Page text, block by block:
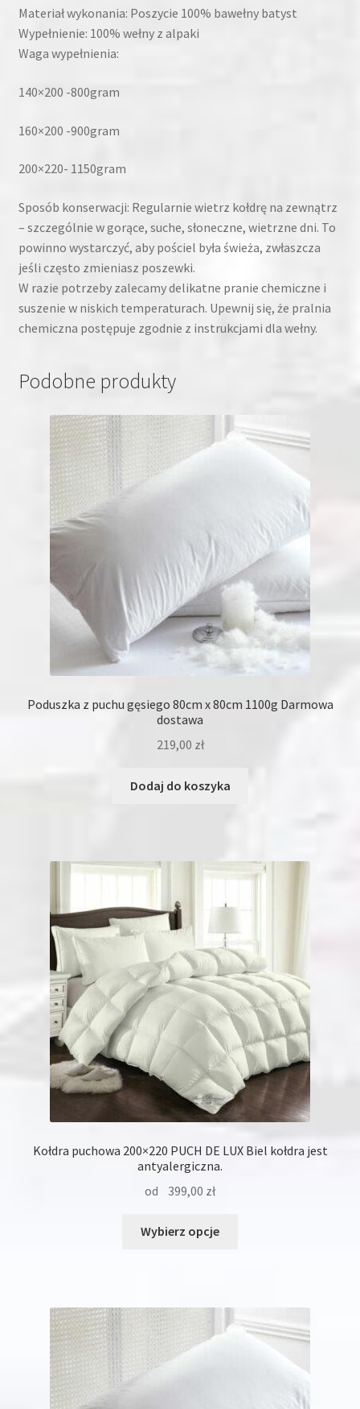
Materiał wykonania: Poszycie 100% bawełny batyst
Wypełnienie: 100% wełny z alpaki
Waga wypełnienia:
140×200 -800gram
160×200 -900gram
200×220- 1150gram
Sposób konserwacji: Regularnie wietrz kołdrę na zewnątrz
– szczególnie w gorące, suche, słoneczne, wietrzne dni. To
powinno wystarczyć, aby pościel była świeża, zwłaszcza
jeśli często zmieniasz poszewki.
W razie potrzeby zalecamy delikatne pranie chemiczne i
suszenie w niskich temperaturach. Upewnij się, że pralnia
chemiczna postępuje zgodnie z instrukcjami dla wełny.
Podobne produkty
Poduszka z puchu gęsiego 80cm x 80cm 1100g Darmowa
dostawa
219,00 zł
Dodaj do koszyka
Kołdra puchowa 200×220 PUCH DE LUX Biel kołdra jest
antyalergiczna.
od
399,00 zł
Wybierz opcje
Opcje
można